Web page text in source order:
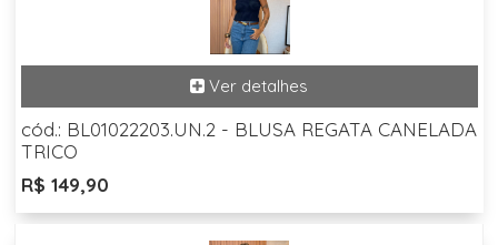
cód.: BL01022203.UN.2 - BLUSA REGATA CANELADA
TRICO
R$ 149,90